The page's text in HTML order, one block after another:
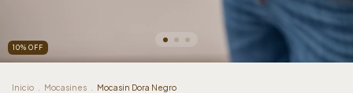
10% OFF
Inicio Mocasines Mocasin Dora Negro